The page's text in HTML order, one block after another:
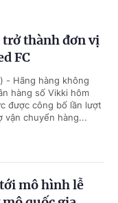
trở thành đơn vị
FC
- Hãng hàng không
hàng số Vikki hôm
được công bố lần lượt
vận chuyển hàng...
mô hình lễ